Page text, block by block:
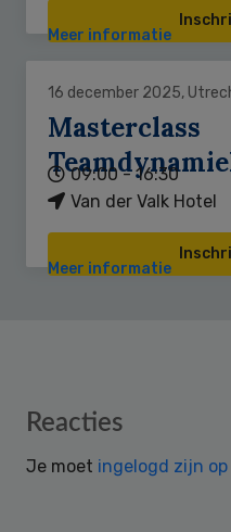
Meer informatie
16 december 2025,
Masterclass
09:00 - 16:30
Van der Valk Hotel
Meer informatie
Reader
Reacties
Je moet ingelogd zijn op